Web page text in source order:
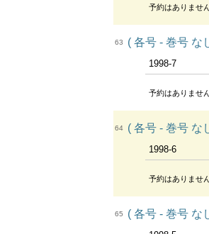
予約はありませ
63 ( 各号 - 巻号 な
1998-7
予約はありませ
64 ( 各号 - 巻号 な
1998-6
予約はありませ
65 ( 各号 - 巻号 な